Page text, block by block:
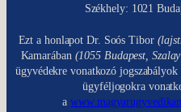
Székhely: 1021
Ezt a honlapot Dr. Soós Tibor
Kamarában (1055 Budapest,
ügyvédekre vonatkozó
ügyféljogokra
a